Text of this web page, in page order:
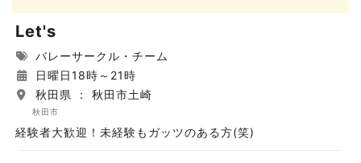
Let's
バレーサークル・チーム
日曜日18時～21時
秋田県 ： 秋田市土崎
秋田市
経験者大歓迎！未経験もガッツのある方(笑)